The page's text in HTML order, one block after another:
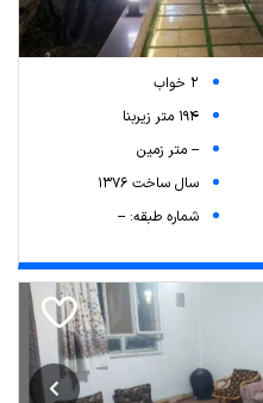
2 خواب
194 متر زیربنا
-- متر زمین
سال ساخت 1376
شماره طبقه: --